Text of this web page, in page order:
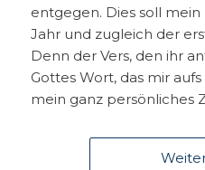
entgegen. Dies soll
Jahr und zugleich der
Denn der Vers, den ihr
Gottes Wort, das mir
mein ganz persönliches